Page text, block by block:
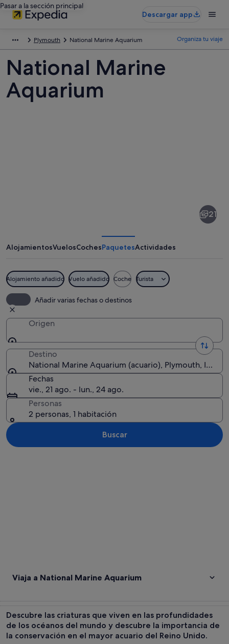
Pasar a la sección principal
Descargar app
Plymouth National Marine Aquarium Organiza tu viaje
National Marine
Aquarium
21
AlojamientosVuelosCochesPaquetesActividades
Alojamiento añadido Vuelo añadido Coche Turista
Añadir varias fechas o destinos
Origen
Destino
National Marine Aquarium (acuario), Plymouth,
Fechas
vie., 21 ago. - lun., 24 ago.
Personas
2 personas, 1 habitación
Buscar
Viaja a National Marine Aquarium
Descubre las criaturas que viven en las profundidades
de los océanos del mundo y descubre la importancia de
la conservación en el mayor acuario del Reino Unido.